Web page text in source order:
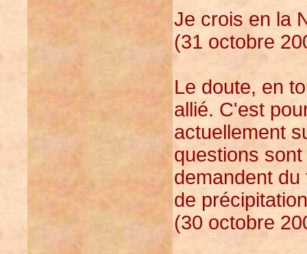
Je crois en la
(31 octobre
Le doute, en
allié. C'est
actuellement
questions
demandent
de
(30 octobre